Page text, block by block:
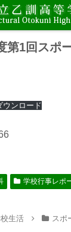
第1回スポ
ウンロード
学校行事レポ
生活 スポ